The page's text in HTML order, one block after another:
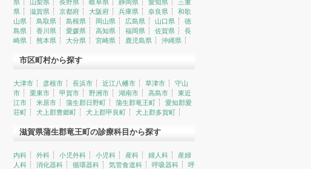
県
山梨県 長野県 岐阜県 静岡県 愛知県
三重
県
滋賀県 京都府 大阪府 兵庫県 奈良県
和歌
山県
鳥取県 島根県 岡山県 広島県 山口県
徳
島県
香川県 愛媛県 高知県 福岡県 佐賀県
長
崎県
熊本県 大分県 宮崎県 鹿児島県 沖縄県
市区町村から探す
大津市 彦根市 長浜市 近江八幡市 草津市
守山
市
栗東市 甲賀市 野洲市 湖南市 高島市
東近
江市
米原市 蒲生郡日野町 蒲生郡竜王町
愛知郡愛
荘町
犬上郡豊郷町 犬上郡甲良町 犬上郡多賀町
滋賀県蒲生郡竜王町の診療科目から探す
内科 外科 小児外科 小児科 産科 婦人科
産婦
人科
消化器科 循環器科 気管食道科 呼吸器科
呼